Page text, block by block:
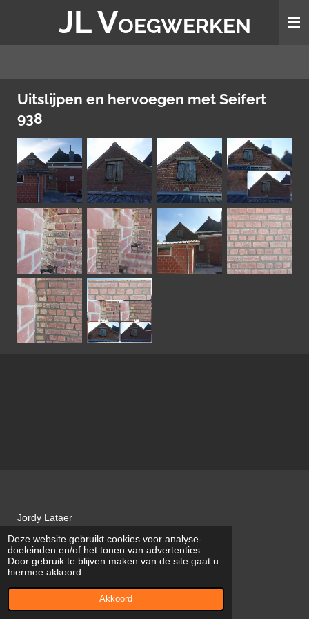
Deze website gebruikt cookies voor analyse-
doeleinden en/of het tonen van advertenties.
Door gebruik te blijven maken van de site gaat u
hiermee akkoord.
Akkoord
naar
hoofdinhoud
JL VOEGWERKEN
Uitslijpen en hervoegen met Seifert
938
Jordy Lataer
JL VOEGWERKEN
BTW BE0747.751.422
JouwWeb